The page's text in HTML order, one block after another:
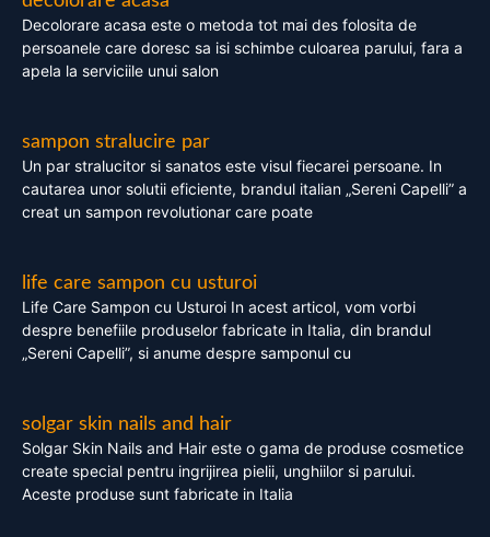
Decolorare acasa este o metoda tot mai des folosita de
persoanele care doresc sa isi schimbe culoarea parului, fara a
apela la serviciile unui salon
sampon stralucire par
Un par stralucitor si sanatos este visul fiecarei persoane. In
cautarea unor solutii eficiente, brandul italian „Sereni Capelli” a
creat un sampon revolutionar care poate
life care sampon cu usturoi
Life Care Sampon cu Usturoi In acest articol, vom vorbi
despre benefiile produselor fabricate in Italia, din brandul
„Sereni Capelli”, si anume despre samponul cu
solgar skin nails and hair
Solgar Skin Nails and Hair este o gama de produse cosmetice
create special pentru ingrijirea pielii, unghiilor si parului.
Aceste produse sunt fabricate in Italia